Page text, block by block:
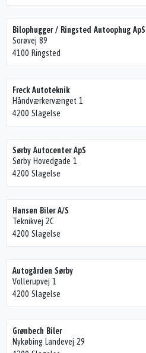
Bilophugger / Ringsted Autoophug ApS
Sorøvej 89
4100 Ringsted
Freck Autoteknik
Håndværkervænget 1
4200 Slagelse
Sørby Autocenter ApS
Sørby Hovedgade 1
4200 Slagelse
Hansen Biler A/S
Teknikvej 2C
4200 Slagelse
Autogården Sørby
Vollerupvej 1
4200 Slagelse
Grønbech Biler
Nykøbing Landevej 29